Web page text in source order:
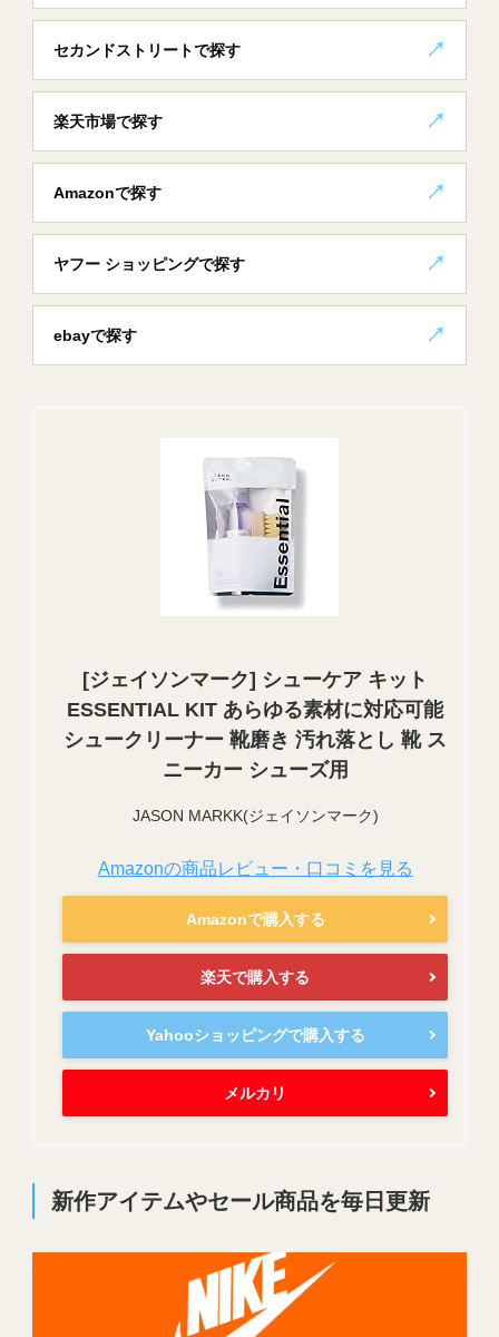
セカンドストリートで探す
楽天市場で探す
Amazonで探す
ヤフー ショッピングで探す
ebayで探す
[ジェイソンマーク] シューケア キット
ESSENTIAL KIT あらゆる素材に対応可能
シュークリーナー 靴磨き 汚れ落とし 靴 ス
ニーカー シューズ用
JASON MARKK(ジェイソンマーク)
Amazonの商品レビュー・口コミを見る
Amazonで購入する
楽天で購入する
Yahooショッピングで購入する
メルカリ
新作アイテムやセール商品を毎日更新